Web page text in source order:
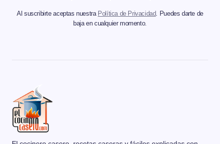
Al suscribirte aceptas nuestra Política de Privacidad. Puedes darte de
baja en cualquier momento.